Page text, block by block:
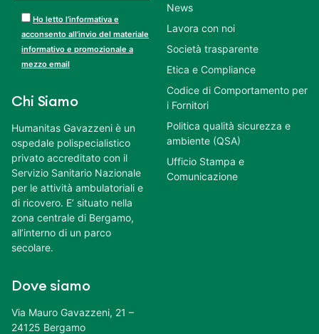
Ho letto l’informativa e
acconsento all’invio del materiale
informativo e promozionale a
mezzo email
Chi Siamo
Humanitas Gavazzeni è un
ospedale polispecialistico
privato accreditato con il
Servizio Sanitario Nazionale
per le attività ambulatoriali e
di ricovero. E’ situato nella
zona centrale di Bergamo,
all’interno di un parco
secolare.
Dove siamo
Via Mauro Gavazzeni, 21 –
24125 Bergamo
News
Lavora con noi
Società trasparente
Etica e Compliance
Codice di Comportamento per
i Fornitori
Politica qualità sicurezza e
ambiente (QSA)
Ufficio Stampa e
Comunicazione